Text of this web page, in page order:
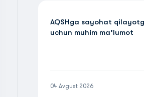
AQSHga sayohat
uchun muhim ma’lumot
04 Avgust 2026